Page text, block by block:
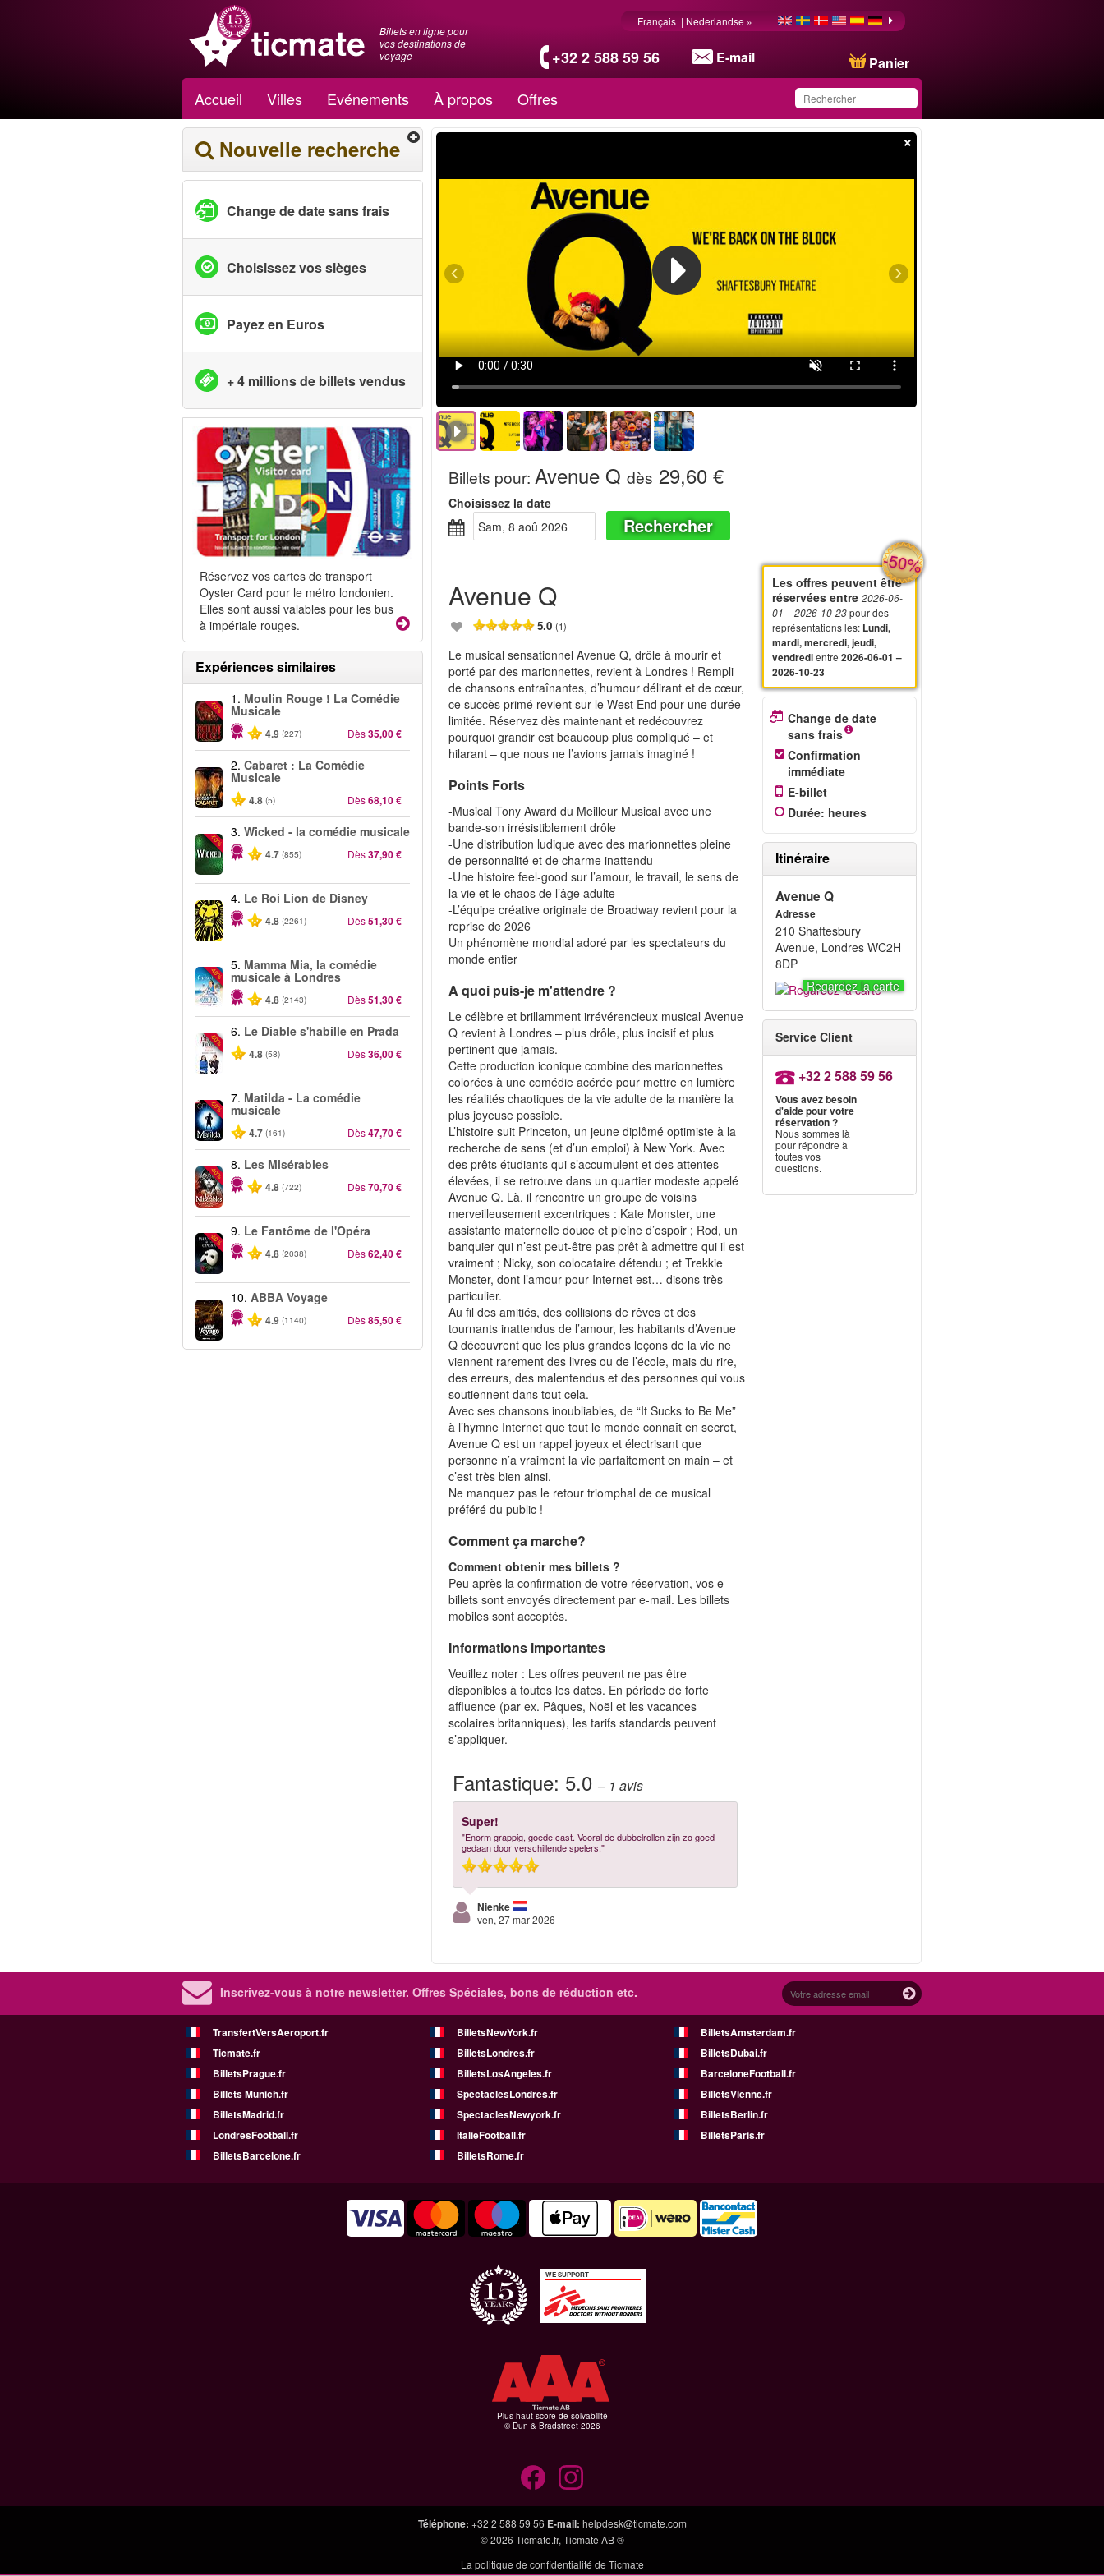
Billets en ligne pour
vos destinations de
voyage
+32 2 588 59 56 E-mail Panier
Français | Nederlandse »
Accueil Villes Evénements À propos Offres
liste.
Nouvelle recherche
Change de date sans frais
Choisissez vos sièges
Payez en Euros
+ 4 millions de billets vendus
Réservez vos cartes de transport
Oyster Card pour le métro londonien.
Elles sont aussi valables pour les bus
à impériale rouges.
Expériences similaires
-50%
1. Moulin Rouge ! La Comédie
Musicale
4.9 (227) Dès35,00 €
2. Cabaret : La Comédie
Musicale
4.8 (5) Dès68,10 €
-50%
3. Wicked - la comédie musicale
4.7 (855) Dès37,90 €
4. Le Roi Lion de Disney
4.8 (2261) Dès51,30 €
-40%
5. Mamma Mia, la comédie
musicale à Londres
4.8 (2143) Dès51,30 €
-50%
6. Le Diable s'habille en Prada
4.8 (58) Dès36,00 €
-50%
7. Matilda - La comédie
musicale
4.7 (161) Dès47,70 €
-40%
8. Les Misérables
4.8 (722) Dès70,70 €
-20%
9. Le Fantôme de l'Opéra
4.8 (2038) Dès62,40 €
10. ABBA Voyage
4.9 (1140) Dès85,50 €
×
Billets pour: Avenue Q dès 29,60 €
Choisissez la date
sam, 8 aoû 2026
Rechercher
Avenue Q
5.0(1)
Le musical sensationnel Avenue Q, drôle à mourir et
porté par des marionnettes, revient à Londres ! Rempli
de chansons entraînantes, d’humour délirant et de cœur,
ce succès primé revient sur le West End pour une durée
limitée. Réservez dès maintenant et redécouvrez
pourquoi grandir est beaucoup plus compliqué – et
hilarant – que nous ne l’avions jamais imaginé !
Points Forts
-Musical Tony Award du Meilleur Musical avec une
bande-son irrésistiblement drôle
-Une distribution ludique avec des marionnettes pleine
de personnalité et de charme inattendu
-Une histoire feel-good sur l’amour, le travail, le sens de
la vie et le chaos de l’âge adulte
-L’équipe créative originale de Broadway revient pour la
reprise de 2026
Un phénomène mondial adoré par les spectateurs du
monde entier
A quoi puis-je m'attendre ?
Le célèbre et brillamment irrévérencieux musical Avenue
Q revient à Londres – plus drôle, plus incisif et plus
pertinent que jamais.
Cette production iconique combine des marionnettes
colorées à une comédie acérée pour mettre en lumière
les réalités chaotiques de la vie adulte de la manière la
plus joyeuse possible.
L’histoire suit Princeton, un jeune diplômé optimiste à la
recherche de sens (et d’un emploi) à New York. Avec
des prêts étudiants qui s’accumulent et des attentes
élevées, il se retrouve dans un quartier modeste appelé
Avenue Q. Là, il rencontre un groupe de voisins
merveilleusement excentriques : Kate Monster, une
assistante maternelle douce et pleine d’espoir ; Rod, un
banquier qui n’est peut-être pas prêt à admettre qui il est
vraiment ; Nicky, son colocataire détendu ; et Trekkie
Monster, dont l’amour pour Internet est… disons très
particulier.
Au fil des amitiés, des collisions de rêves et des
tournants inattendus de l’amour, les habitants d’Avenue
Q découvrent que les plus grandes leçons de la vie ne
viennent rarement des livres ou de l’école, mais du rire,
des erreurs, des malentendus et des personnes qui vous
soutiennent dans tout cela.
Avec ses chansons inoubliables, de “It Sucks to Be Me”
à l’hymne Internet que tout le monde connaît en secret,
Avenue Q est un rappel joyeux et électrisant que
personne n’a vraiment la vie parfaitement en main – et
c’est très bien ainsi.
Ne manquez pas le retour triomphal de ce musical
préféré du public !
Comment ça marche?
Comment obtenir mes billets ?
Peu après la confirmation de votre réservation, vos e-
billets sont envoyés directement par e-mail. Les billets
mobiles sont acceptés.
Informations importantes
Veuillez noter : Les offres peuvent ne pas être
disponibles à toutes les dates. En période de forte
affluence (par ex. Pâques, Noël et les vacances
scolaires britanniques), les tarifs standards peuvent
s’appliquer.
Fantastique: 5.0– 1avis
Super!
"Enorm grappig, goede cast. Vooral de dubbelrollen zijn zo goed
gedaan door verschillende spelers."
Nienke
ven, 27 mar 2026
-50%
Les offres peuvent être
réservées entre 2026-06-
01 – 2026-10-23pour des
représentations les: Lundi,
mardi, mercredi, jeudi,
vendredientre 2026-06-01 –
2026-10-23
Change de date
sans frais
Confirmation
immédiate
E-billet
Durée: heures
Itinéraire
Avenue Q
Adresse
210 Shaftesbury
Avenue, Londres WC2H
8DP
Regardez la carte
Service Client
+32 2 588 59 56
Vous avez besoin
d'aide pour votre
réservation ?
Nous sommes là
pour répondre à
toutes vos
questions.
Inscrivez-vous à notre newsletter. Offres Spéciales, bons de réduction etc.
TransfertVersAeroport.fr BilletsNewYork.fr
BilletsAmsterdam.fr
Ticmate.fr
BilletsLondres.fr
BilletsDubai.fr
BilletsPrague.fr
BilletsLosAngeles.fr
BarceloneFootball.fr
Billets Munich.fr
SpectaclesLondres.fr
BilletsVienne.fr
BilletsMadrid.fr
SpectaclesNewyork.fr
BilletsBerlin.fr
LondresFootball.fr
ItalieFootball.fr
BilletsParis.fr
BilletsBarcelone.fr
BilletsRome.fr
WE SUPPORT
Plus haut score de solvabilité
© Dun & Bradstreet 2026
Téléphone: +32 2 588 59 56 E-mail: helpdesk@ticmate.com
© 2026 Ticmate.fr, Ticmate AB ®
La politique de confidentialité de Ticmate